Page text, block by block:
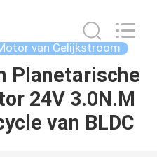
van Gelijkstroom
Planetarische
24V 3.0N.M
van BLDC